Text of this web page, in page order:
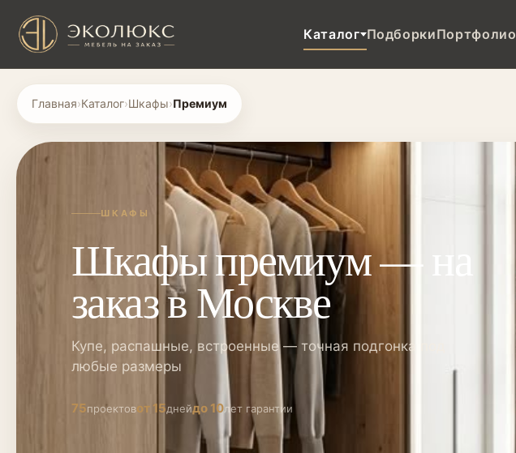
Каталог ПодборкиПортфолио
Главная›Каталог›Шкафы›Премиум
ШКАФЫ
Шкафы премиум — на
заказ в Москве
Купе, распашные, встроенные — точная подгонка под
любые размеры
75проектовот 15днейдо 10лет гарантии